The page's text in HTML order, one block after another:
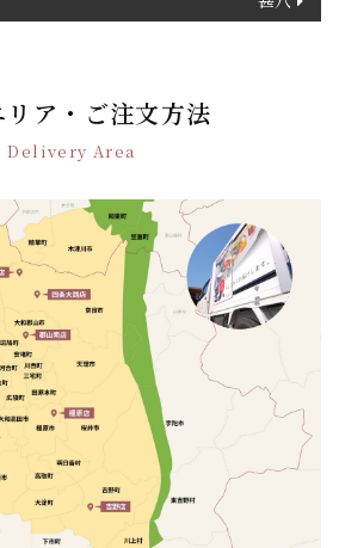
ア・ご注文方法
Delivery Area